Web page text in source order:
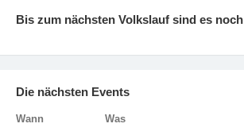
Bis zum nächsten Volkslauf sind es noch
Die nächsten Events
Wann Was